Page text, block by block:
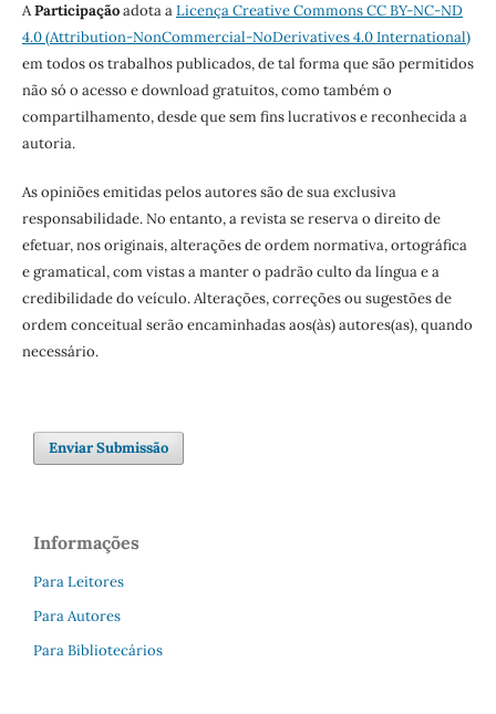
AParticipaçãoadota aLicençaCreative Commons CC BY-NC-ND
4.0 (Attribution-NonCommercial-NoDerivatives 4.0 International)
em todos os trabalhos publicados, de tal forma que são permitidos
não só o acesso e download gratuitos, como também o
compartilhamento, desde que sem fins lucrativos e reconhecida a
autoria.
As opiniões emitidas pelos autores são de sua exclusiva
responsabilidade. No entanto, a revista se reserva o direito de
efetuar, nos originais, alterações de ordem normativa, ortográfica
e gramatical, com vistas a manter o padrão culto da língua e a
credibilidade do veículo. Alterações, correções ou sugestões de
ordem conceitual serão encaminhadas aos(às) autores(as), quando
necessário.
Enviar Submissão
Informações
Para Leitores
Para Autores
Para Bibliotecários